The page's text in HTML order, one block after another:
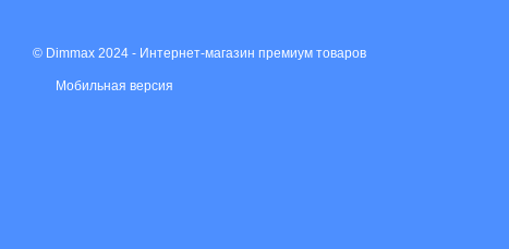
© Dimmax 2024 - Интернет-магазин премиум товаров
Мобильная версия